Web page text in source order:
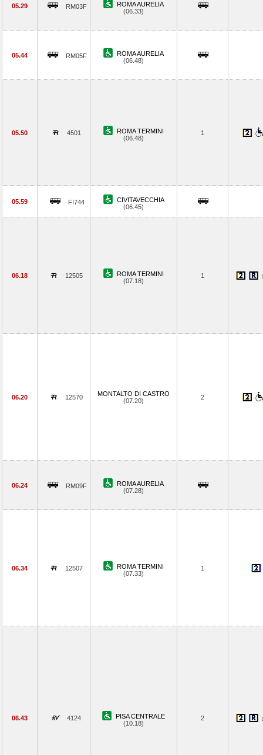
05.29 RM03F
ROMA AURELIA
(06.33)
05.44 RM05F
ROMA AURELIA
(06.48)
05.50 4501
ROMA TERMINI
(06.48)
1
05.59 FI744
CIVITAVECCHIA
(06.45)
06.18 12505
ROMA TERMINI
(07.18)
1
06.20 12570
MONTALTO DI CASTRO
(07.20)
2
06.24 RM09F
ROMA AURELIA
(07.28)
06.34 12507
ROMA TERMINI
(07.33)
1
06.43 4124
PISA CENTRALE
(10.18)
2